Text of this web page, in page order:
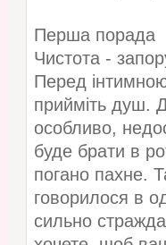
Перша порада
Чистота -
Перед
прийміть душ.
особливо,
буде брати в
погано пахне.
говорилося в
сильно